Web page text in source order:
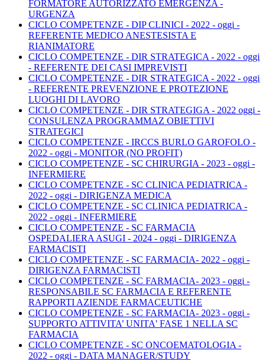
FORMATORE AUTORIZZATO EMERGENZA -
URGENZA
CICLO COMPETENZE - DIP CLINICI - 2022 - oggi -
REFERENTE MEDICO ANESTESISTA E
RIANIMATORE
CICLO COMPETENZE - DIR STRATEGICA - 2022 - oggi
- REFERENTE DEI CASI IMPREVISTI
CICLO COMPETENZE - DIR STRATEGICA - 2022 - oggi
- REFERENTE PREVENZIONE E PROTEZIONE
LUOGHI DI LAVORO
CICLO COMPETENZE - DIR STRATEGIGA - 2022 oggi -
CONSULENZA PROGRAMMAZ OBIETTIVI
STRATEGICI
CICLO COMPETENZE - IRCCS BURLO GAROFOLO -
2022 - oggi - MONITOR (NO PROFIT)
CICLO COMPETENZE - SC CHIRURGIA - 2023 - oggi -
INFERMIERE
CICLO COMPETENZE - SC CLINICA PEDIATRICA -
2022 - oggi - DIRIGENZA MEDICA
CICLO COMPETENZE - SC CLINICA PEDIATRICA -
2022 - oggi - INFERMIERE
CICLO COMPETENZE - SC FARMACIA
OSPEDALIERA ASUGI - 2024 - oggi - DIRIGENZA
FARMACISTI
CICLO COMPETENZE - SC FARMACIA- 2022 - oggi -
DIRIGENZA FARMACISTI
CICLO COMPETENZE - SC FARMACIA- 2023 - oggi -
RESPONSABILE SC FARMACIA E REFERENTE
RAPPORTI AZIENDE FARMACEUTICHE
CICLO COMPETENZE - SC FARMACIA- 2023 - oggi -
SUPPORTO ATTIVITA’ UNITA' FASE 1 NELLA SC
FARMACIA
CICLO COMPETENZE - SC ONCOEMATOLOGIA -
2022 - oggi - DATA MANAGER/STUDY